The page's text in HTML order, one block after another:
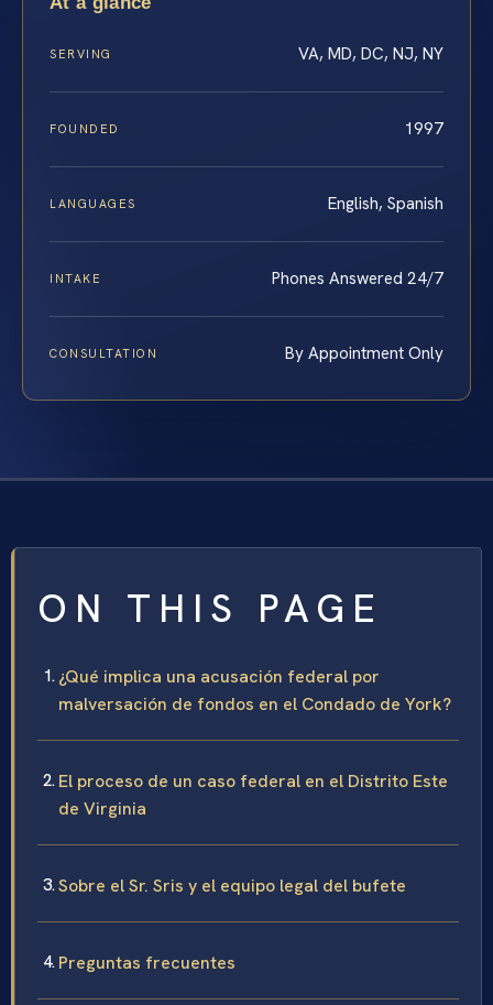
SERVING VA, MD, DC, NJ, NY
FOUNDED 1997
LANGUAGES English, Spanish
INTAKE Phones Answered 24/7
CONSULTATION By Appointment Only
ON THIS PAGE
¿Qué implica una acusación federal por
malversación de fondos en el Condado de York?
El proceso de un caso federal en el Distrito Este
de Virginia
Sobre el Sr. Sris y el equipo legal del bufete
Preguntas frecuentes